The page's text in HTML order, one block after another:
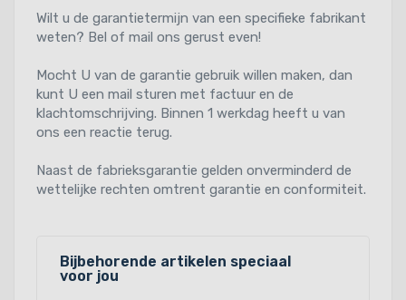
Wilt u de garantietermijn van een specifieke fabrikant
weten? Bel of mail ons gerust even!
Mocht U van de garantie gebruik willen maken, dan
kunt U een mail sturen met factuur en de
klachtomschrijving. Binnen 1 werkdag heeft u van
ons een reactie terug.
Naast de fabrieksgarantie gelden onverminderd de
wettelijke rechten omtrent garantie en conformiteit.
Bijbehorende artikelen speciaal
voor jou